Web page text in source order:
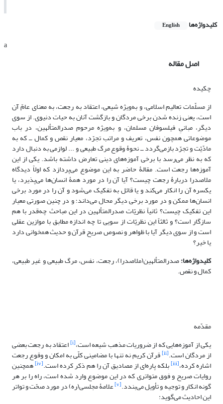
کلیدواژه‌ها English
a
اصل مقاله
چکیده
از مسلّمات تعالیم اسلامی، و به‌ویژه شیعی، اعتقاد به رجعت، به معنای عامّ آن
است، یعنی زنده شدن برخی مردگان و بازگشت آنان به حیات دنیوی. از سوی
دیگر، مبانیِ فیلسوفان مسلمان، و به‌ویژه مرحوم صدرالمتألهین، در باب
موضوعاتی همچون نفس، تعریف و مراتب تجرّد، معیار نقص و کمال ــ که به
مادّیّت و تجرّد بازمی‌گردد ــ‌ نحوۀ وقوع مرگ طبیعی و ... لوازمی به دنبال دارد
که به نظر می‌رسد با برخی آموزه‌های دینی تعارض داشته باشد. یکی از این
آموزه‌ها رجعت است. مقالۀ حاضر به این موضوع می‌پردازد که اولاً دیدگاه
ملاصدرا دربارۀ رجعت چیست؟ آیا آن را در مورد همۀ انسان‌ها می‌پذیرد، یا
یکسره آن را انکار می‌کند و یا قائل به تفکیک می‌شود و آن را در مورد برخی
انسان‌ها ممکن و در مورد برخی دیگر محال می‌داند؛ و در چنین صورتی معیار
این تفکیک چیست؟ ثانیاً نظریّات صدرالمتألهین در این مباحث چه‌قدر با هم
سازگار است؟ و ثالثاً این نظریّات از سویی تا چه اندازه مطابق با موازین عقلی
است و از سوی دیگر آیا با ظواهر و نصوص صریح قرآن و حدیث همخوانی دارد
یا خیر؟
کلیدواژه‌ها:صدرالمتألهین(ملاصدرا)، رجعت، نفس، مرگ طبیعی و غیر طبیعی،
کمال و نقص.
مقدّمه
یکی از آموزه‌هایی که از ضروریات مذهب شیعه است،[i] اعتقاد به رجعت بعضی
از مردگان است.[ii] قرآن کریم نه تنها با مضامینی کلّی به امکان و وقوع رجعت
اشاره کرده،[iii] بلکه پاره‌ای از مصادیق آن را هم ذکر کرده است.[iv] همچنین
روایات صریح و فوق متواتری که در این موضوع وارد شده است، راه را بر هر
گونه انکار و توجیه و تأویل می‌بندد.[v] علامۀ مجلسی(ره) در مورد صحّت و تواتر
این احادیث می‌گوید: